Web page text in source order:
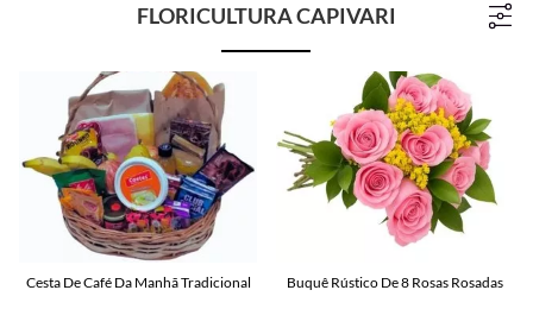
FLORICULTURA CAPIVARI
Cesta De Café Da Manhã Tradicional Buquê Rústico De 8 Rosas Rosadas